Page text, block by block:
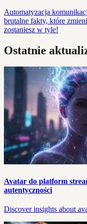
Automatyzacja
brutalne fakty, które
zostaniesz w tyle!
Ostatnie
Avatar do platform
autentyczności
Discover insights about